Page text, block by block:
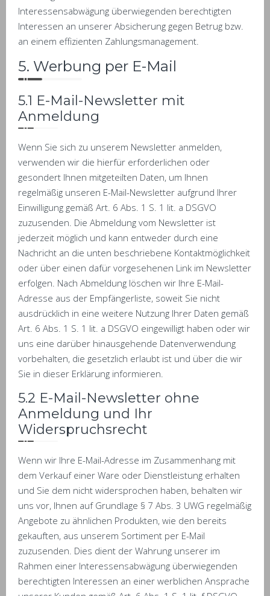
Interessensabwägung überwiegenden berechtigten
Interessen an unserer Absicherung gegen Betrug bzw.
an einem effizienten Zahlungsmanagement.
5. Werbung per E-Mail
5.1 E-Mail-Newsletter mit
Anmeldung
Wenn Sie sich zu unserem Newsletter anmelden,
verwenden wir die hierfür erforderlichen oder
gesondert Ihnen mitgeteilten Daten, um Ihnen
regelmäßig unseren E-Mail-Newsletter aufgrund Ihrer
Einwilligung gemäß Art. 6 Abs. 1 S. 1 lit. a DSGVO
zuzusenden. Die Abmeldung vom Newsletter ist
jederzeit möglich und kann entweder durch eine
Nachricht an die unten beschriebene Kontaktmöglichkeit
oder über einen dafür vorgesehenen Link im Newsletter
erfolgen. Nach Abmeldung löschen wir Ihre E-Mail-
Adresse aus der Empfängerliste, soweit Sie nicht
ausdrücklich in eine weitere Nutzung Ihrer Daten gemäß
Art. 6 Abs. 1 S. 1 lit. a DSGVO eingewilligt haben oder wir
uns eine darüber hinausgehende Datenverwendung
vorbehalten, die gesetzlich erlaubt ist und über die wir
Sie in dieser Erklärung informieren.
5.2 E-Mail-Newsletter ohne
Anmeldung und Ihr
Widerspruchsrecht
Wenn wir Ihre E-Mail-Adresse im Zusammenhang mit
dem Verkauf einer Ware oder Dienstleistung erhalten
und Sie dem nicht widersprochen haben, behalten wir
uns vor, Ihnen auf Grundlage § 7 Abs. 3 UWG regelmäßig
Angebote zu ähnlichen Produkten, wie den bereits
gekauften, aus unserem Sortiment per E-Mail
zuzusenden. Dies dient der Wahrung unserer im
Rahmen einer Interessensabwägung überwiegenden
berechtigten Interessen an einer werblichen Ansprache